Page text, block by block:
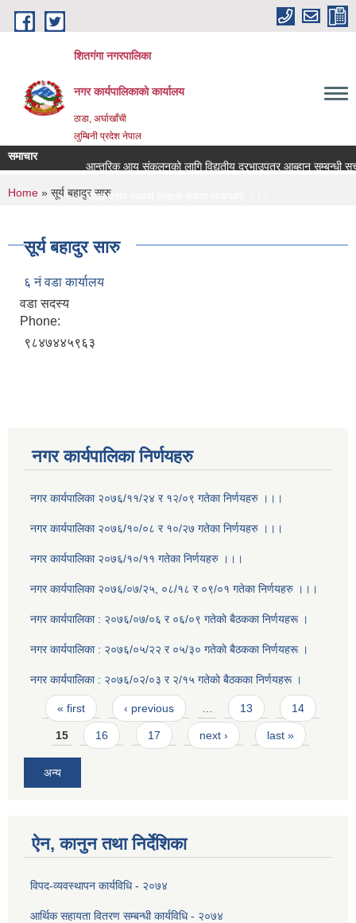
Skip to main content
शितगंगा नगरपालिका
नगर कार्यपालिकाकाे कार्यालय
ठाडा, अर्घाखाँची
लुम्बिनी प्रदेश नेपाल
समाचार
आन्तरिक आय संकलनको लागि विद्युतीय दरभाउपत्र आब्हान सम्बन्धी
रिक्त पदमा स्थायी शिक्षक सरुवा सम्बन्धमा ।।।
You are here
Home » सूर्य बहादुर सारु
सूर्य बहादुर सारु
६ नं वडा कार्यालय
वडा सदस्य
Phone:
९८४७४४५९६३
नगर कार्यपालिका निर्णयहरु
नगर कार्यपालिका २०७६/११/२४ र १२/०९ गतेका निर्णयहरु ।।।
नगर कार्यपालिका २०७६/१०/०८ र १०/२७ गतेका निर्णयहरु ।।।
नगर कार्यपालिका २०७६/१०/११ गतेका निर्णयहरु ।।।
नगर कार्यपालिका २०७६/०७/२५, ०८/१८ र ०९/०१ गतेका निर्णयहरु ।।।
नगर कार्यपालिका : २०७६/०७/०६ र ०६/०९ गतेकाे बैठकका निर्णयहरू ।
नगर कार्यपालिका : २०७६/०५/२२ र ०५/३० गतेकाे बैठकका निर्णयहरू ।
नगर कार्यपालिका : २०७६/०२/०३ र २/१५ गतेकाे बैठकका निर्णयहरू ।
Pages
« first ‹ previous … 13 14
15 16 17 next › last »
अन्य
ऐन, कानुन तथा निर्देशिका
विपद-व्यवस्थापन कार्यविधि - २०७४
आर्थिक सहायता वितरण सम्बन्धी कार्यविधि - २०७४